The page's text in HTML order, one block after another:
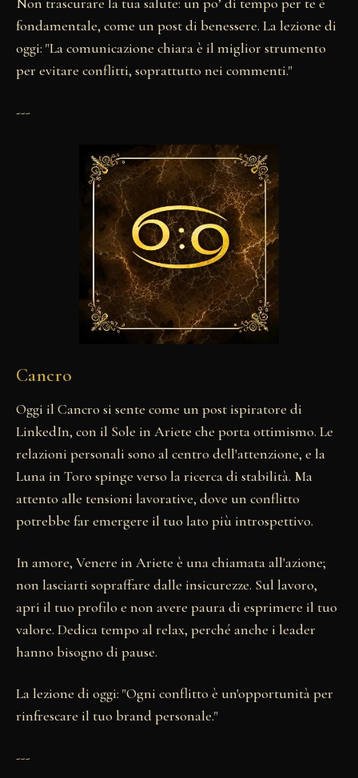
fondamentale, come un post di benessere. La lezione di
oggi: "La comunicazione chiara è il miglior strumento
per evitare conflitti, soprattutto nei commenti."
---
Cancro
Oggi il Cancro si sente come un post ispiratore di
LinkedIn, con il Sole in Ariete che porta ottimismo. Le
relazioni personali sono al centro dell'attenzione, e la
Luna in Toro spinge verso la ricerca di stabilità. Ma
attento alle tensioni lavorative, dove un conflitto
potrebbe far emergere il tuo lato più introspettivo.
In amore, Venere in Ariete è una chiamata all'azione;
non lasciarti sopraffare dalle insicurezze. Sul lavoro,
apri il tuo profilo e non avere paura di esprimere il tuo
valore. Dedica tempo al relax, perché anche i leader
hanno bisogno di pause.
La lezione di oggi: "Ogni conflitto è un'opportunità per
rinfrescare il tuo brand personale."
---